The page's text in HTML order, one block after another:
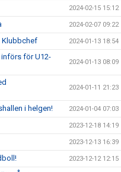
2024-02-15 15:12
2024-02-07 09:22
Klubbchef 2024-01-13 18:54
för U12-
2024-01-13 08:09
2024-01-11 21:23
i helgen! 2024-01-04 07:03
2023-12-18 14:19
2023-12-13 16:39
2023-12-12 12:15